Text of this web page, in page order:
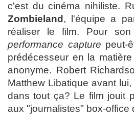
c'est du cinéma nihiliste.
Zombieland , l'équipe a
réaliser le film. Pour
performance capture peut-
prédécesseur en la
anonyme. Robert
Matthew Libatique avant
dans tout ça? Le film jouit
aux "journalistes" box-office